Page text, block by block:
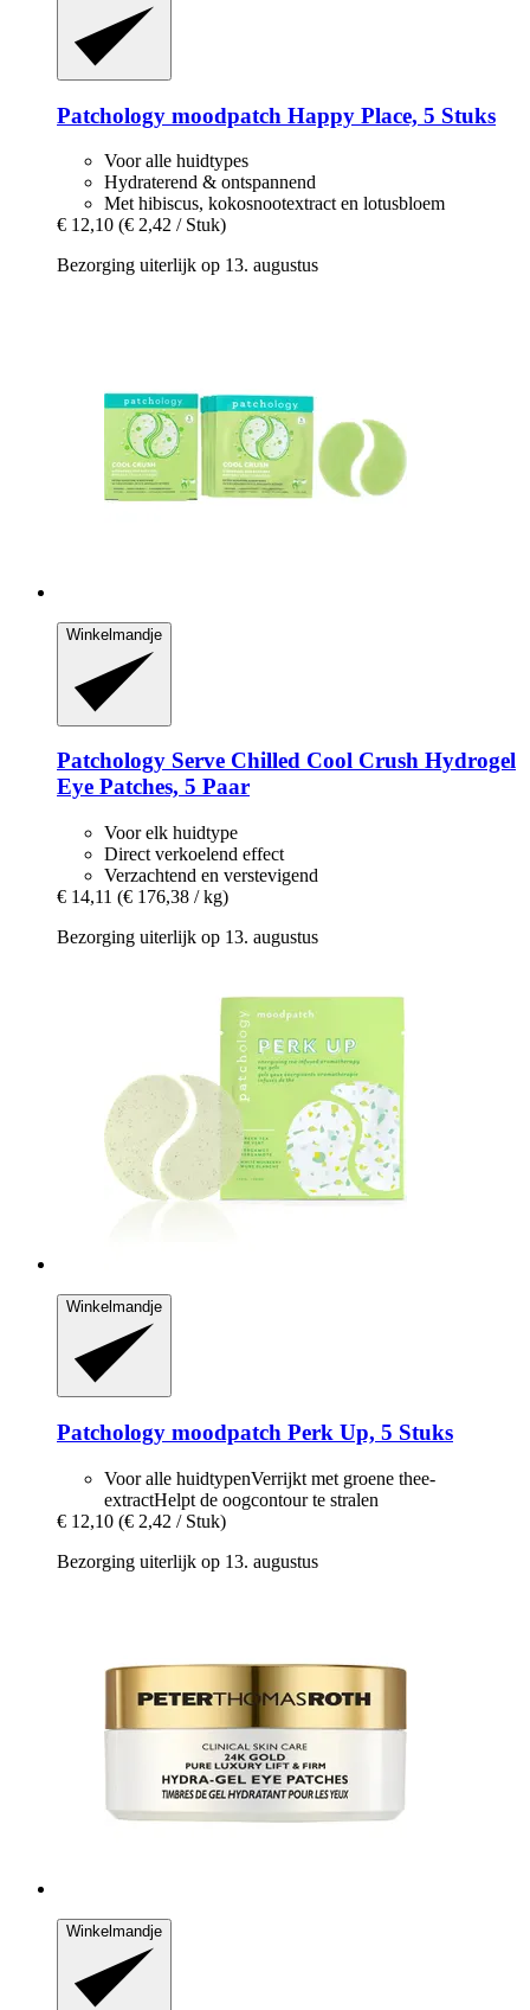
Patchology moodpatch Happy Place, 5 Stuks
Voor alle huidtypes
Hydraterend & ontspannend
Met hibiscus, kokosnootextract en lotusbloem
€ 12,10 (€ 2,42 / Stuk)
Bezorging uiterlijk op 13. augustus
Winkelmandje
Patchology Serve Chilled Cool Crush Hydrogel
Eye Patches, 5 Paar
Voor elk huidtype
Direct verkoelend effect
Verzachtend en verstevigend
€ 14,11 (€ 176,38 / kg)
Bezorging uiterlijk op 13. augustus
Winkelmandje
Patchology moodpatch Perk Up, 5 Stuks
Voor alle huidtypenVerrijkt met groene thee-
extractHelpt de oogcontour te stralen
€ 12,10 (€ 2,42 / Stuk)
Bezorging uiterlijk op 13. augustus
Winkelmandje